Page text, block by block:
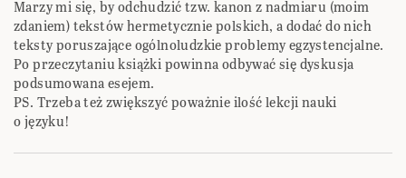
Marzy mi się, by odchudzić tzw. kanon z nadmiaru (moim
zdaniem) tekstów hermetycznie polskich, a dodać do nich
teksty poruszające ogólnoludzkie problemy egzystencjalne.
Po przeczytaniu książki powinna odbywać się dyskusja
podsumowana esejem.
PS. Trzeba też zwiększyć poważnie ilość lekcji nauki
o języku!